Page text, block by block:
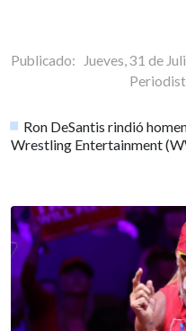
Publicado: Jueves, 31 de
Ron DeSantis rindió
Wrestling Entertainment